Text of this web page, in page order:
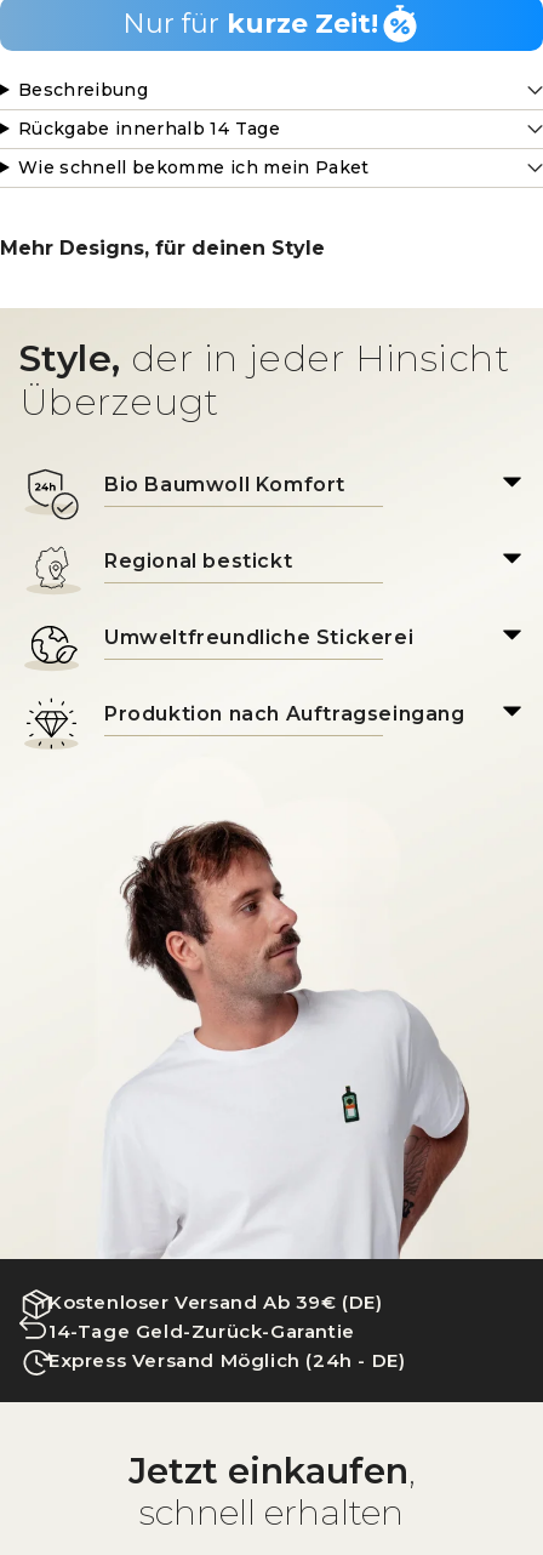
Nur für kurze Zeit!
Beschreibung
Rückgabe innerhalb 14 Tage
Wie schnell bekomme ich mein Paket
Mehr Designs, für deinen Style
Style, der in jeder Hinsicht
Überzeugt
Bio Baumwoll Komfort
Regional bestickt
Umweltfreundliche Stickerei
Produktion nach Auftragseingang
Kostenloser Versand Ab 39€ (DE)
14-Tage Geld-Zurück-Garantie
Express Versand Möglich (24h - DE)
Jetzt einkaufen,
schnell erhalten